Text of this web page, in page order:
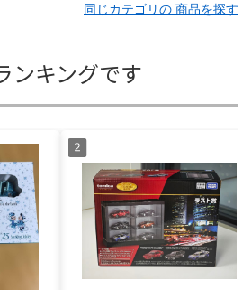
同じカテゴリの 商品を探す
ンキングです